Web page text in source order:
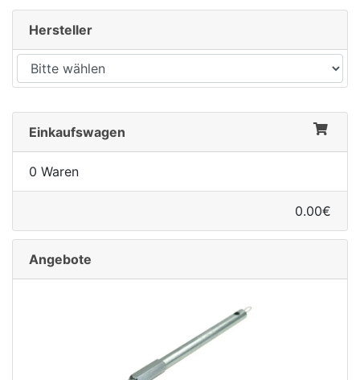
Hersteller
Einkaufswagen
0 Waren
0.00€
Angebote